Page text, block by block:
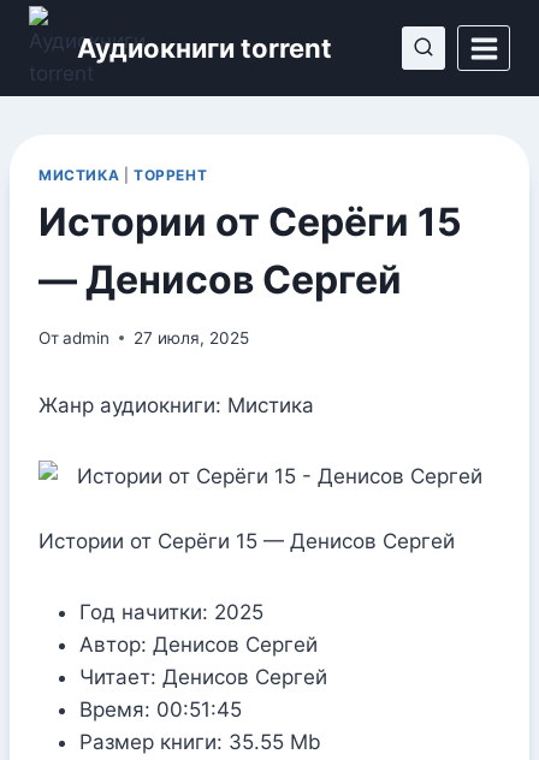
Перейти
содержимому
Аудиокниги torrent
МИСТИКА ТОРРЕНТ
Истории от Серёги 15
— Денисов Сергей
Отadmin 27 июля, 2025
Жанр аудиокниги: Мистика
Истории от Серёги 15 — Денисов Сергей
Год начитки: 2025
Автор: Денисов Сергей
Читает: Денисов Сергей
Время: 00:51:45
Размер книги: 35.55 Mb